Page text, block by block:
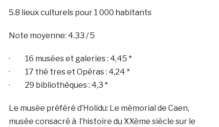
5.8 lieux culturels pour 1 000 habitants
Note moyenne: 4.33 / 5
· 16 musées et galeries : 4,45 *
· 17 thé tres et Opéras : 4,24 *
· 29 bibliothèques : 4,3 *
Le musée préféré d’Holidu: Le mémorial de Caen,
musée consacré à l’histoire du XXème siècle sur le